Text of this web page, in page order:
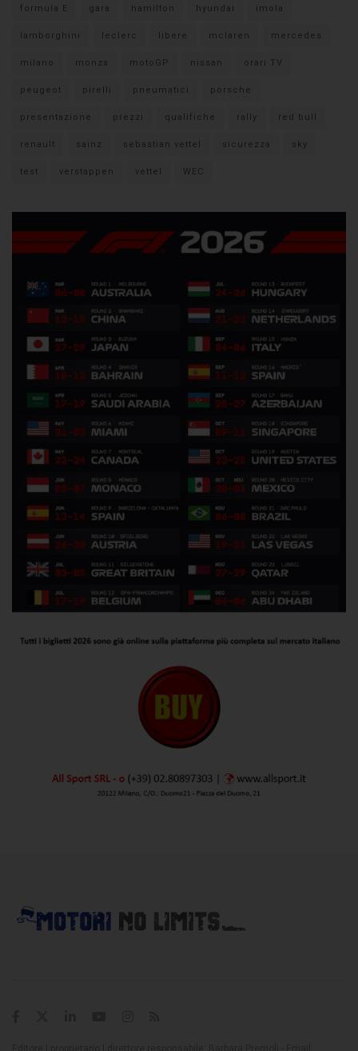
formula E gara hamilton hyundai imola
lamborghini leclerc libere mclaren mercedes
milano monza motoGP nissan orari TV
peugeot pirelli pneumatici porsche
presentazione prezzi qualifiche rally red bull
renault sainz sebastian vettel sicurezza sky
test verstappen vettel WEC